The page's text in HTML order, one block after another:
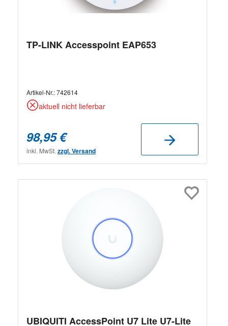
TP-LINK Accesspoint EAP653
Artikel-Nr.:742614
aktuell nicht lieferbar
98,95 €
inkl. MwSt. zzgl. Versand
UBIQUITI AccessPoint U7 Lite U7-Lite